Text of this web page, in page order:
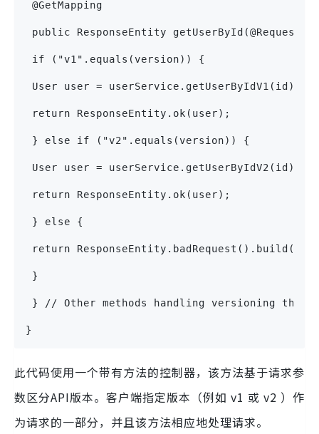
@GetMapping
public ResponseEntity
if ("v1".equals(version)) {
User user = userService.getUserByIdV1(id);
return ResponseEntity.ok(user);
} else if ("v2".equals(version)) {
User user = userService.getUserByIdV2(id);
return ResponseEntity.ok(user);
} else {
return ResponseEntity.badRequest().build();
}
} // Other methods handling versioning
}
此代码使用一个带有方法的控制器，该方法基于请求参
数区分API版本。客户端指定版本（例如 v1 或 v2 ）作
为请求的一部分，并且该方法相应地处理请求。